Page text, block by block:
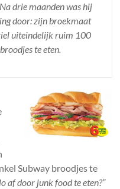
drie maanden was hij
door: zijn broekmaat
uiteindelijk ruim 100
te eten.
Subway broodjes te
af door junk food te eten?”